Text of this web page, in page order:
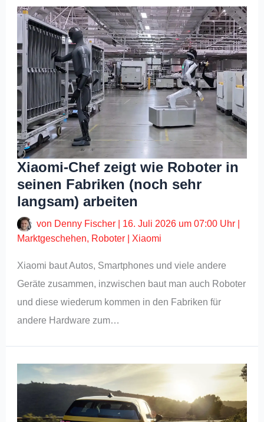
Xiaomi-Chef zeigt wie Roboter in
seinen Fabriken (noch sehr
langsam) arbeiten
von Denny Fischer 16. Juli 2026 um 07:00 Uhr
Marktgeschehen, Roboter Xiaomi
Xiaomi baut Autos, Smartphones und viele andere
Geräte zusammen, inzwischen baut man auch Roboter
und diese wiederum kommen in den Fabriken für
andere Hardware zum…